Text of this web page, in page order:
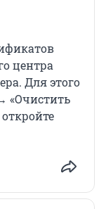
центра
Для этого
«Очистить